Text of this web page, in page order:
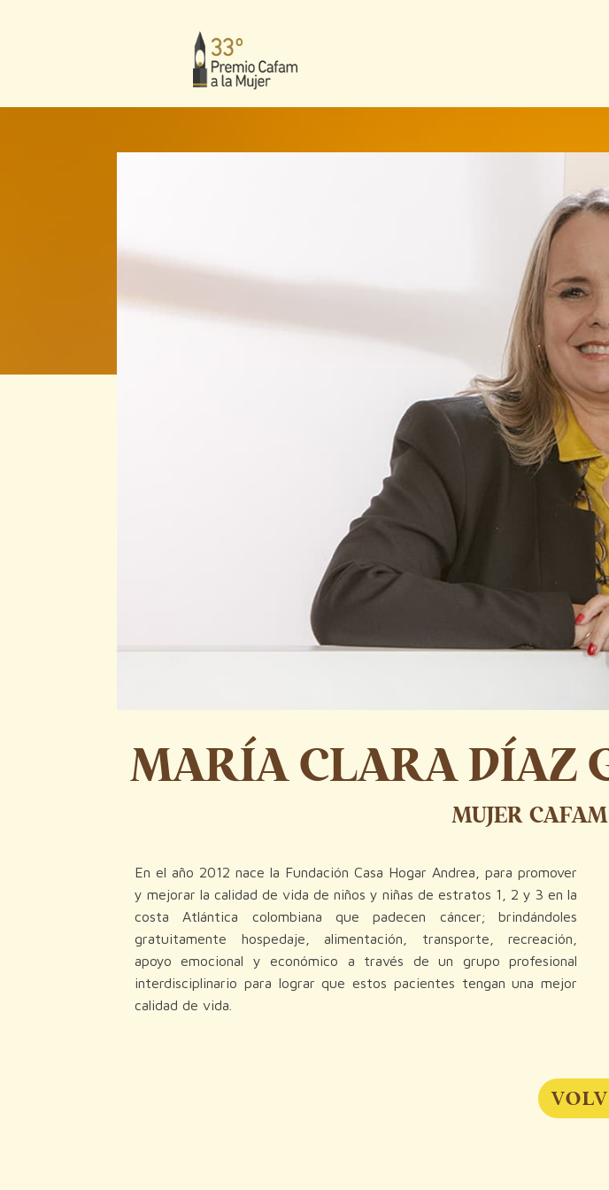
MARÍA CLARA DÍAZ
MUJER
En el año 2012 nace la Fundación Casa Hogar Andrea, para promover
y mejorar la calidad de vida de niños y niñas de estratos 1, 2 y 3 en la
costa Atlántica colombiana que padecen cáncer; brindándoles
gratuitamente hospedaje, alimentación, transporte, recreación,
apoyo emocional y económico a través de un grupo profesional
interdisciplinario para lograr que estos pacientes tengan una mejor
calidad de vida.